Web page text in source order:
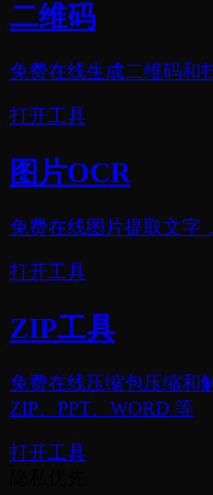
二维码
免费在线生成二维码和
打开工具
图片OCR
免费在线图片提取文字
打开工具
ZIP工具
免费在线压缩包压缩和
ZIP、PPT、WORD 等
打开工具